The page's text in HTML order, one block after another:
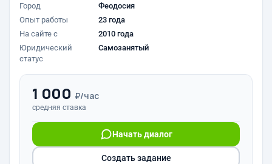
Город
Феодосия
Опыт работы
23 года
На сайте с
2010 года
Юридический
статус
Самозанятый
1 000 ₽/час
средняя ставка
Начать диалог
Создать задание